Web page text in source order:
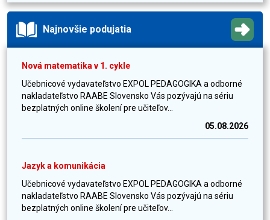
Najnovšie podujatia
Nová matematika v 1. cykle
Učebnicové vydavateľstvo EXPOL PEDAGOGIKA a odborné
nakladateľstvo RAABE Slovensko Vás pozývajú na sériu
bezplatných online školení pre učiteľov...
05.08.2026
Jazyk a komunikácia
Učebnicové vydavateľstvo EXPOL PEDAGOGIKA a odborné
nakladateľstvo RAABE Slovensko Vás pozývajú na sériu
bezplatných online školení pre učiteľov...